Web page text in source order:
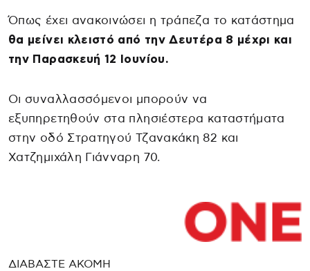
Όπως έχει ανακοινώσει η τράπεζα το κατάστημα
θα μείνει κλειστό από την Δευτέρα 8 μέχρι και
την Παρασκευή 12 Ιουνίου.
Οι συναλλασσόμενοι μπορούν να
εξυπηρετηθούν στα πλησιέστερα καταστήματα
στην οδό Στρατηγού Τζανακάκη 82 και
Χατζημιχάλη Γιάνναρη 70.
ΔΙΑΒΑΣΤΕ ΑΚΟΜΗ